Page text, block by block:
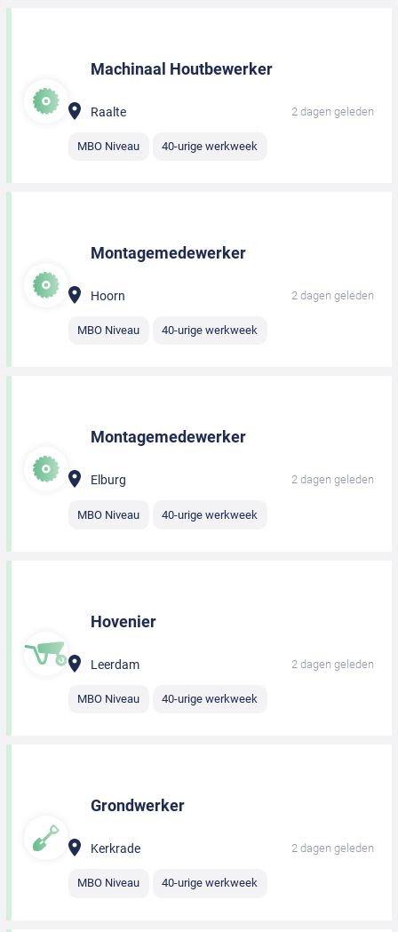
Machinaal Houtbewerker
Raalte 2 dagen geleden
MBO Niveau 40-urige werkweek
Montagemedewerker
Hoorn 2 dagen geleden
MBO Niveau 40-urige werkweek
Montagemedewerker
Elburg 2 dagen geleden
MBO Niveau 40-urige werkweek
Hovenier
Leerdam 2 dagen geleden
MBO Niveau 40-urige werkweek
Grondwerker
Kerkrade 2 dagen geleden
MBO Niveau 40-urige werkweek